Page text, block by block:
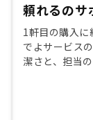
頼れるのサ
1軒目の購入
でよサービス
潔さと、担当